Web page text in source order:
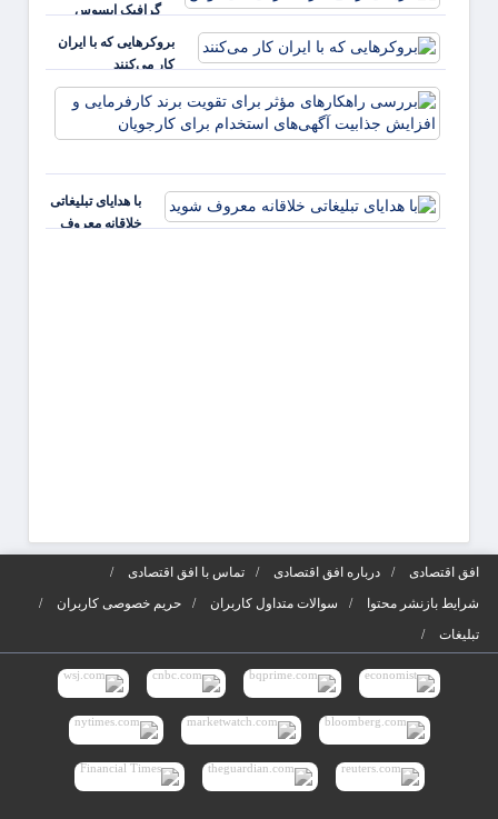
گرافیک ایسوس
بروکرهایی‌ که با ایران
کار می‌کنند
با هدایای تبلیغاتی
خلاقانه معروف
افق اقتصادی درباره افق اقتصادی
تماس با افق اقتصادی
شرایط بازنشر محتوا
سوالات متداول کاربران
حریم خصوصی کاربران
تبلیغات